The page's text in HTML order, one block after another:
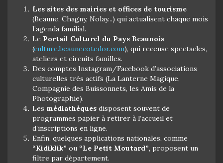
Les sites des mairies et offices de tourisme
(Beaune, Chagny, Nolay...) qui actualisent chaque mois
l’agenda familial.
Le Portail Culturel du Pays Beaunois
(culture.beaunecotedor.com), qui recense spectacles,
ateliers et circuits familles.
Des comptes Instagram/Facebook d’associations
culturelles très actifs (La Lanterne Magique,
Compagnie des Buissonnets, les Amis de la
Photographie).
Les médiathèques disposent souvent de
programmes papier à retirer à l’accueil et
d’inscriptions en ligne.
Enfin, quelques applications nationales, comme
“Kidiklik” ou “Le Petit Moutard”, proposent un
filtre par département.